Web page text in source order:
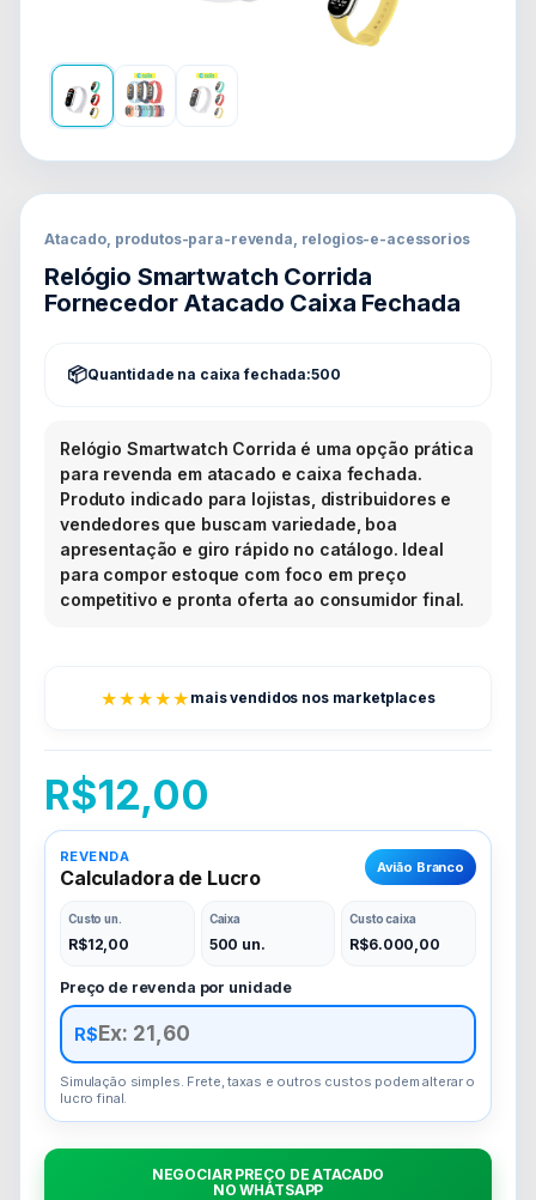
Atacado, produtos-para-revenda, relogios-e-acessorios
Relógio Smartwatch Corrida
Fornecedor Atacado Caixa Fechada
Quantidade na caixa fechada:500
Relógio Smartwatch Corrida é uma opção prática
para revenda em atacado e caixa fechada.
Produto indicado para lojistas, distribuidores e
vendedores que buscam variedade, boa
apresentação e giro rápido no catálogo. Ideal
para compor estoque com foco em preço
competitivo e pronta oferta ao consumidor final.
★★★★★ mais vendidos nos marketplaces
R$12,00
REVENDA
Calculadora de Lucro Avião Branco
Custo un.
R$12,00
Caixa
500 un.
Custo caixa
R$6.000,00
Preço de revenda por unidade
R$
Simulação simples. Frete, taxas e outros custos podem alterar o
lucro final.
NEGOCIAR PREÇO DE ATACADO
NO WHATSAPP